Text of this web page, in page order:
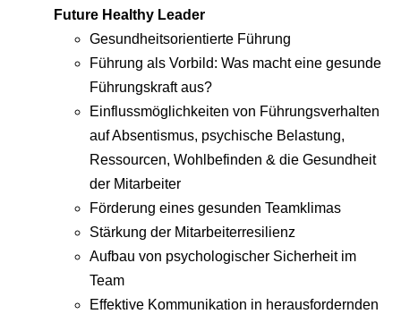
Future Healthy Leader
Gesundheitsorientierte Führung
Führung als Vorbild: Was macht eine gesunde
Führungskraft aus?
Einflussmöglichkeiten von Führungsverhalten
auf Absentismus, psychische Belastung,
Ressourcen, Wohlbefinden & die Gesundheit
der Mitarbeiter
Förderung eines gesunden Teamklimas
Stärkung der Mitarbeiterresilienz
Aufbau von psychologischer Sicherheit im
Team
Effektive Kommunikation in herausfordernden